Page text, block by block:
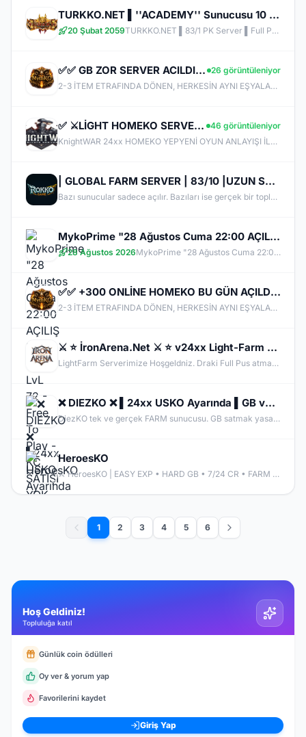
TURKKO.NET ▌''ACADEMY'' Sunucusu 10 TEMMUZ Time 22:00 ▌Ücretsiz Full Pus Başlangıç ▌83/5 PK Server
20 Şubat 2059 TURKKO.NET ▌83/1 PK Server ▌Full Pus Başlangıç ▌x64 Bit Client dx11 ▌ 2009'dan Bu Yana Aynı Heyecan!
✅✅ GB ZOR SERVER ACILDI ✅✅ FARMERLAR ANLADI BİLE !! MYTHKO 20:00 'da ONLİNE ✅✅ 26 görüntüleniyor
2-3 İTEM ETRAFINDA DÖNEN, HERKESİN AYNI EŞYALARLA OYNADIĞI SUNUCULARDAN BIKMADIN MI? MYTHKO'DA YENİ WEAPON BOXLARI, TAKI SİSTEMLERİ, DRAGON ARMOR, PERK STAT, GÖREVLER, FARM ALANLARI VE KAZANÇ DOLU ETKİNLİKLER SENİ BEKLİYOR! ONLİNE KAL, KC KAZAN, KİLL AL PARA KAZAN, CR VE ETKİNLİKLERDEN ÖDÜLLER TOPLA. BİZDE AMAÇ SADECE PUS DEĞİL; UZUN SOLUKLU, EMEK VERDİKÇE KAZANDIĞIN GERÇEK BİR PvP DENEYİMİ!
✅ ⚔️LİGHT HOMEKO SERVER⭐⭐YENİ İTEMLER EKLENDİ⭐⭐PUS ÜCRETSİZ⭐⭐İTEM SATIŞ YOK⭐⭐HİLE VE BUGLAR FİX ✅ ⚔️
46 görüntüleniyor
KnightWAR 24xx HOMEKO YEPYENİ OYUN ANLAYIŞI İLE SİZLERLE BULUŞUYOR. Merhaba Şovalyeler, Sizleri Sürükleyici Maceralarıyla, Sorunsuz Ve Hilesiz Ve Eşit Oyun Oynayabileceginiz, Güzel Ve Keyifli Vakit Geçireceğiniz Bir Sunucu İle Karşılıyor ve İyi Oyunlar Diliyoruz. KnightWAR Sunucumuz Hakkında Oyun İçi Bilgi Almak İçin DİSCORD kanalımıza katılın ! Sürüm v.24xx HOME KO Light Farm
| GLOBAL FARM SERVER | 83/10 |UZUN SOLUKLU FARM'IN ADRESİ | v24xx |
Bazı sunucular sadece açılır. Bazıları ise gerçek bir topluluğa dönüşür. RokkoGame’i oluştururken hedefimiz hiçbir zaman büyük vaatler vermek olmadı. Amacımız; uzun vadede ayakta kalacak, güvenilir, adil ve sağlam bir yapı kurmaktı. Gösteriş yerine sağlam temelleri seçtik. Çünkü gerçek kalite, yüksek sesle değil; istikrarla kendini kanıtlar.
MykoPrime "28 Ağustos Cuma 22:00 AÇILIŞ !"- Max LvL 72 - Free To Play - KC SATIŞI YOK
28 Ağustos 2026 MykoPrime "28 Ağustos Cuma 22:00 AÇILIŞ !"- Max LvL 72 - Free To Play - KC SATIŞI YOK
✅✅ +300 ONLİNE HOMEKO BU GÜN AÇILDI✅✅✅✅ƁÖYLE BIR SERVER YOK ✅✅✅✅MYTHKO
2-3 İTEM ETRAFINDA DÖNEN, HERKESİN AYNI EŞYALARLA OYNADIĞI SUNUCULARDAN BIKMADIN MI? MYTHKO'DA YENİ WEAPON BOXLARI, TAKI SİSTEMLERİ, DRAGON ARMOR, PERK STAT, GÖREVLER, FARM ALANLARI VE KAZANÇ DOLU ETKİNLİKLER SENİ BEKLİYOR! ONLİNE KAL, KC KAZAN, KİLL AL PARA KAZAN, CR VE ETKİNLİKLERDEN ÖDÜLLER TOPLA. BİZDE AMAÇ SADECE PUS DEĞİL; UZUN SOLUKLU, EMEK VERDİKÇE KAZANDIĞIN GERÇEK BİR PvP DENEYİMİ!
⚔️ ⭐ İronArena.Net ⚔️ ⭐ v24xx Light-Farm Server ⭐⚔️⭐ 31.07.2026⭐⚔️⭐Güncellenmiş Yükseltilmiş Drop ve
LightFarm Serverimize Hoşgeldniz. Draki Full Pus atmaktadir Vip Paket Dahil. Talisman Aktiftr Usko Gibi Drakiden Materyal ile Yapılmaktadir.
❌ DIEZKO ❌ ▌24xx USKO Ayarında ▌GB ve İtem Satmak Yasak! ▌Trina Switch Pre Yok! ▌Beta bu Cuma
DiezKO tek ve gerçek FARM sunucusu. GB satmak yasak, PUS'ta avantaj sağlayan itemler yok. Trina , Shadow Piece ve Karivdis gibi eşyalar yok, Switch PRE ve türevleri yok. Sadece EMEK ve PK var.
HeroesKO
⚔️ HeroesKO | EASY EXP • HARD GB • 7/24 CR • FARM & PK ⚔️ Bir Kahraman Doğuyor... Sen Hazır mısın? HeroesKO, klasik Knight Online ruhunu modern sistemlerle birleştirerek uzun soluklu ve rekabetçi bir oyun deneyimi sunuyor. Kolay EXP sistemi sayesinde kısa sürede karakterini geliştir, ardından gerçek mücadeleye katıl. Çünkü HeroesKO'da seviye kasmak kolay, zengin olmak ise emek ister!
1 2 3 4 5 6
Hoş Geldiniz!
Topluluğa katıl
Günlük coin ödülleri
Oy ver & yorum yap
Favorilerini kaydet
Giriş Yap